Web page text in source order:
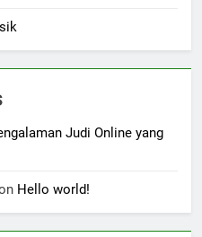
Judi Online yang
Hello world!